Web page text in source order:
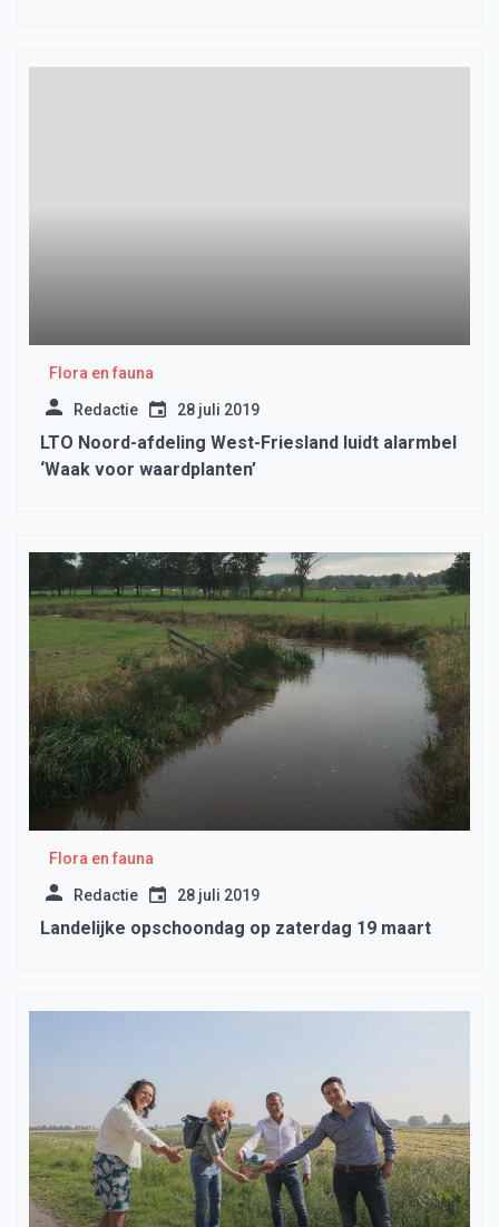
Flora en fauna
Redactie 28 juli 2019
LTO Noord-afdeling West-Friesland luidt alarmbel
‘Waak voor waardplanten’
Flora en fauna
Redactie 28 juli 2019
Landelijke opschoondag op zaterdag 19 maart